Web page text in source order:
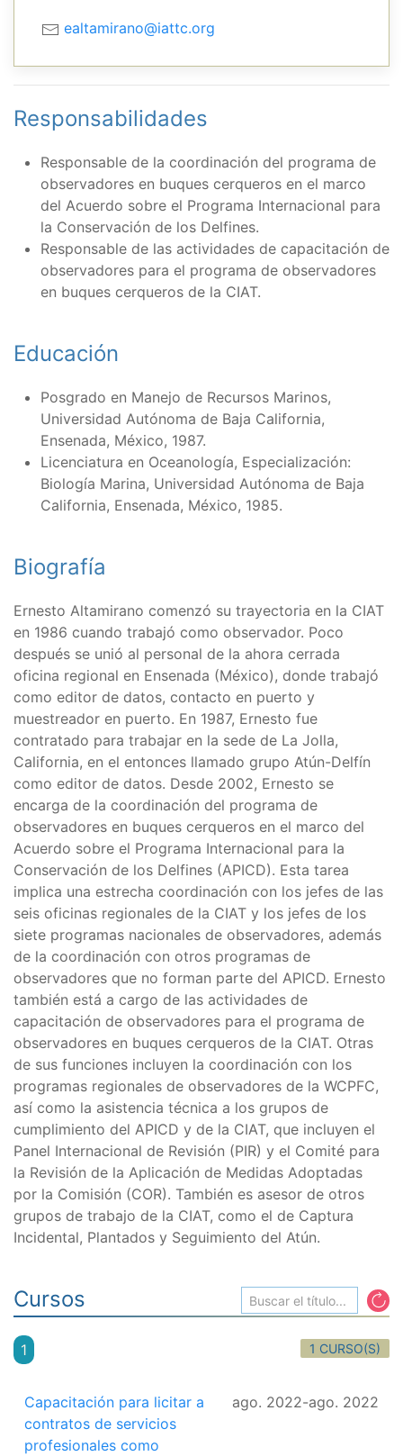
ealtamirano@iattc.org
Responsabilidades
Responsable de la coordinación del programa de
observadores en buques cerqueros en el marco
del Acuerdo sobre el Programa Internacional para
la Conservación de los Delfines.
Responsable de las actividades de capacitación de
observadores para el programa de observadores
en buques cerqueros de la CIAT.
Educación
Posgrado en Manejo de Recursos Marinos,
Universidad Autónoma de Baja California,
Ensenada, México, 1987.
Licenciatura en Oceanología, Especialización:
Biología Marina, Universidad Autónoma de Baja
California, Ensenada, México, 1985.
Biografía
Ernesto Altamirano comenzó su trayectoria en la CIAT
en 1986 cuando trabajó como observador. Poco
después se unió al personal de la ahora cerrada
oficina regional en Ensenada (México), donde trabajó
como editor de datos, contacto en puerto y
muestreador en puerto. En 1987, Ernesto fue
contratado para trabajar en la sede de La Jolla,
California, en el entonces llamado grupo Atún-Delfín
como editor de datos. Desde 2002, Ernesto se
encarga de la coordinación del programa de
observadores en buques cerqueros en el marco del
Acuerdo sobre el Programa Internacional para la
Conservación de los Delfines (APICD). Esta tarea
implica una estrecha coordinación con los jefes de las
seis oficinas regionales de la CIAT y los jefes de los
siete programas nacionales de observadores, además
de la coordinación con otros programas de
observadores que no forman parte del APICD. Ernesto
también está a cargo de las actividades de
capacitación de observadores para el programa de
observadores en buques cerqueros de la CIAT. Otras
de sus funciones incluyen la coordinación con los
programas regionales de observadores de la WCPFC,
así como la asistencia técnica a los grupos de
cumplimiento del APICD y de la CIAT, que incluyen el
Panel Internacional de Revisión (PIR) y el Comité para
la Revisión de la Aplicación de Medidas Adoptadas
por la Comisión (COR). También es asesor de otros
grupos de trabajo de la CIAT, como el de Captura
Incidental, Plantados y Seguimiento del Atún.
Cursos
1 1 CURSO(S)
Capacitación para licitar a
contratos de servicios
profesionales como
ago. 2022-ago. 2022